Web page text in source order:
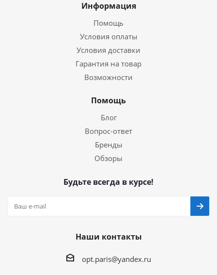
Информация
Помощь
Условия оплаты
Условия доставки
Гарантия на товар
Возможности
Помощь
Блог
Вопрос-ответ
Бренды
Обзоры
Будьте всегда в курсе!
Наши контакты
opt.paris@yandex.ru